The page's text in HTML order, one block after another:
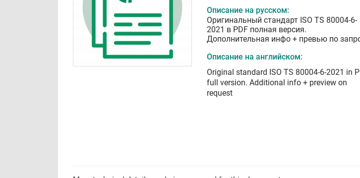
Описание на русском:
Оригинальный стандарт ISO TS 80004-6-
2021 в PDF полная версия.
Дополнительная инфо + превью по
Описание на английском:
Original standard ISO TS 80004-6-2021 in
full version. Additional info + preview on
request